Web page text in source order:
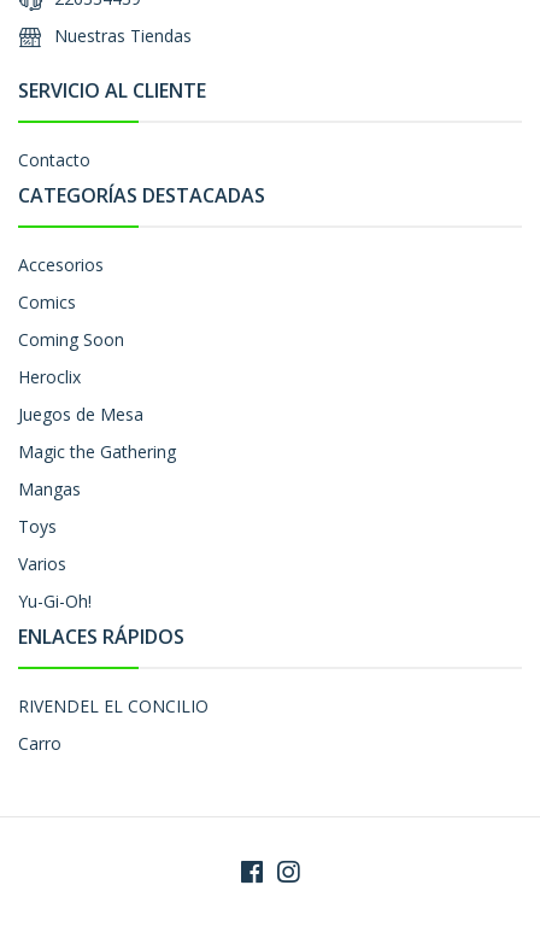
Nuestras Tiendas
SERVICIO AL CLIENTE
Contacto
CATEGORÍAS DESTACADAS
Accesorios
Comics
Coming Soon
Heroclix
Juegos de Mesa
Magic the Gathering
Mangas
Toys
Varios
Yu-Gi-Oh!
ENLACES RÁPIDOS
RIVENDEL EL CONCILIO
Carro